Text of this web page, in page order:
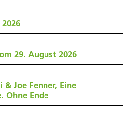
29. August 2026
Joe Fenner, Eine
Ohne Ende